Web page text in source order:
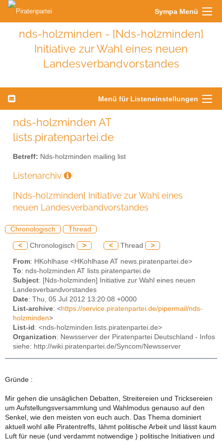
Sympa Menü
nds-holzminden - [Nds-holzminden]
Initiative zur Wahl eines neuen
Landesverbandvorstandes
Menü für Listeneinstellungen
nds-holzminden AT
lists.piratenpartei.de
Betreff: Nds-holzminden mailing list
Listenarchiv
[Nds-holzminden] Initiative zur Wahl eines
neuen Landesverbandvorstandes
Chronologisch Thread
< Chronologisch > < Thread >
From: HKohlhase <HKohlhase AT news.piratenpartei.de>
To: nds-holzminden AT lists.piratenpartei.de
Subject: [Nds-holzminden] Initiative zur Wahl eines neuen
Landesverbandvorstandes
Date: Thu, 05 Jul 2012 13:20:08 +0000
List-archive: <https://service.piratenpartei.de/pipermail/nds-
holzminden>
List-id : <nds-holzminden.lists.piratenpartei.de>
Organization: Newsserver der Piratenpartei Deutschland - Infos
siehe: http://wiki.piratenpartei.de/Syncom/Newsserver
Gründe :
Mir gehen die unsäglichen Debatten, Streitereien und Tricksereien
um Aufstellungsversammlung und Wahlmodus genauso auf den
Senkel, wie den meisten von euch auch. Das Thema dominiert
aktuell wohl alle Piratentreffs, lähmt politische Arbeit und lässt kaum
Luft für neue (und verdammt notwendige ) politische Initiativen und